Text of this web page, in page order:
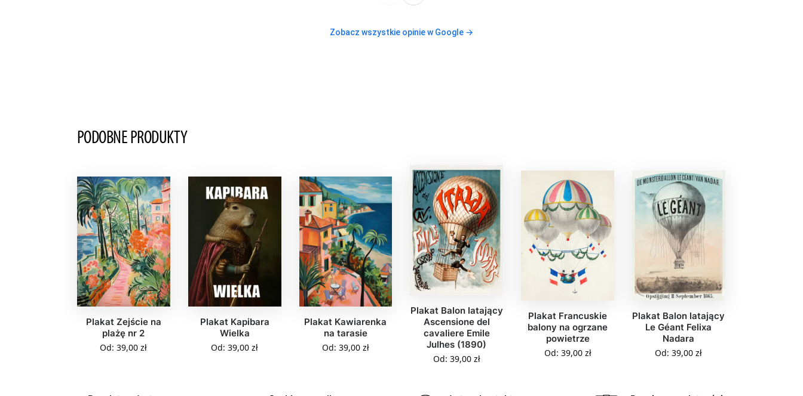
Zobacz wszystkie opinie w Google →
PODOBNE PRODUKTY
Plakat Zejście na
plażę nr 2
Od:39,00zł
Plakat Kapibara
Wielka
Od:39,00zł
Plakat Kawiarenka
na tarasie
Od: 39,00 zł
Plakat Balon latający
Ascensione del
cavaliere Emile
Julhes (1890)
Od: 39,00 zł
Plakat Francuskie
balony na ogrzane
powietrze
Od: 39,00 zł
Plakat Balon latający
Le Géant Felixa
Nadara
Od:39,00zł